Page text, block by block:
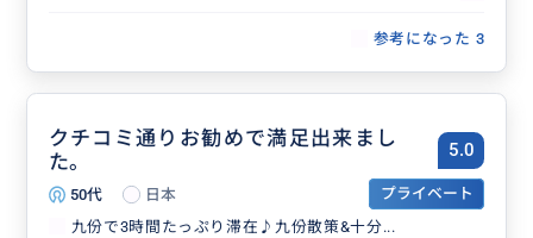
参考になった 3
クチコミ通りお勧めで満足出来まし
た。
5.0
50代 日本
プライベート
九份で3時間たっぷり滞在♪九份散策&十分...